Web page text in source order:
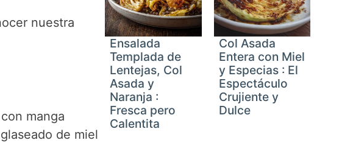
nuestra
manga
de miel
Ensalada
Templada de
Lentejas, Col
Asada y
Naranja :
Fresca pero
Calentita
Col Asada
Entera con Miel
y Especias : El
Espectáculo
Crujiente y
Dulce